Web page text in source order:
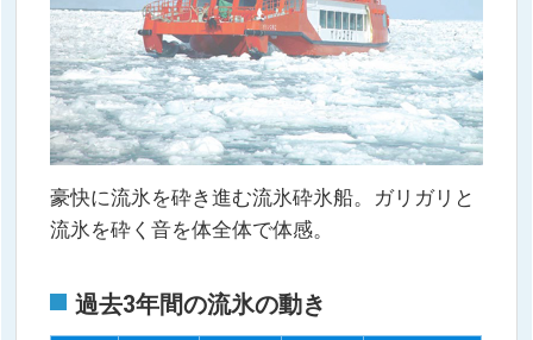
豪快に流氷を砕き進む流氷砕氷船。ガリガリと
流氷を砕く音を体全体で体感。
過去3年間の流氷の動き